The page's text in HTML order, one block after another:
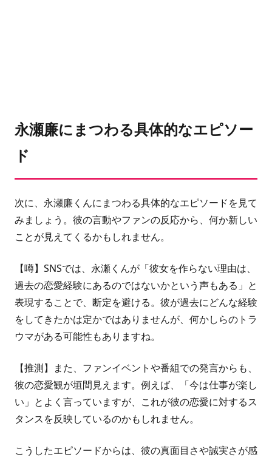
永瀬廉にまつわる具体的なエピソー
ド
次に、永瀬廉くんにまつわる具体的なエピソードを見て
みましょう。彼の言動やファンの反応から、何か新しい
ことが見えてくるかもしれません。
【噂】SNSでは、永瀬くんが「彼女を作らない理由は、
過去の恋愛経験にあるのではないかという声もある」と
表現することで、断定を避ける。彼が過去にどんな経験
をしてきたかは定かではありませんが、何かしらのトラ
ウマがある可能性もありますね。
【推測】また、ファンイベントや番組での発言からも、
彼の恋愛観が垣間見えます。例えば、「今は仕事が楽し
い」とよく言っていますが、これが彼の恋愛に対するス
タンスを反映しているのかもしれません。
こうしたエピソードからは、彼の真面目さや誠実さが感